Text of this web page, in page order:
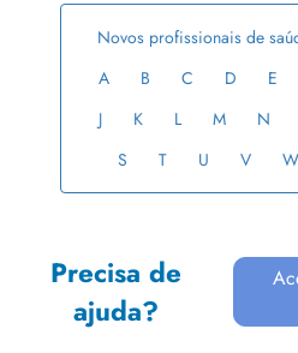
Novos profissionais de
A
B C D E
J
K L M N
S
T U V W
Precisa de
ajuda?